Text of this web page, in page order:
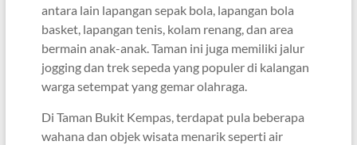
antara lain lapangan sepak bola, lapangan bola
basket, lapangan tenis, kolam renang, dan area
bermain anak-anak. Taman ini juga memiliki jalur
jogging dan trek sepeda yang populer di kalangan
warga setempat yang gemar olahraga.
Di Taman Bukit Kempas, terdapat pula beberapa
wahana dan objek wisata menarik seperti air